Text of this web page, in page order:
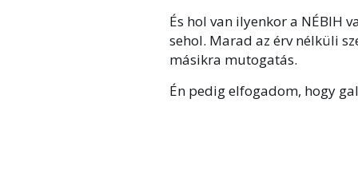
És hol van ilyenkor a NÉBIH
sehol. Marad az érv nélküli
másikra mutogatás.
Én pedig elfogadom, hogy